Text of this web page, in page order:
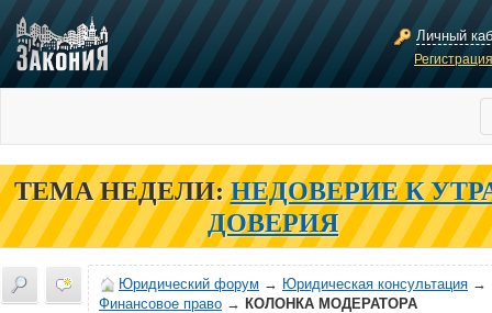
Личный
ТЕМА НЕДЕЛИ: НЕДОВЕРИЕ К
ДОВЕРИЯ
Юридический форум → Юридическая консультация →
Финансовое право → КОЛОНКА МОДЕРАТОРА